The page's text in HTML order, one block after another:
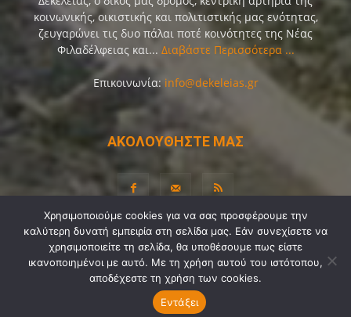
κοινωνικής, οικιστικής και πολιτιστικής μας ενότητας,
ζευγαρώνει τις δυο πάλαι ποτέ κοινότητες της Νέας
Φιλαδέλφειας και... Διαβάστε Περισσότερα ...
Επικοινωνία: info@dekeleias.gr
ΑΚΟΛΟΥΘΗΣΤΕ ΜΑΣ
Διαύγεια Λίγα Λόγια για Εμάς
Επικοινωνία
Όροι Χρήσης
Προσωπικά Δεδομένα
Sitemap
Ψηφοφορίες
© Copyright 2021-2026 by Dekeleias.gr
Χρησιμοποιούμε cookies για να σας προσφέρουμε την
καλύτερη δυνατή εμπειρία στη σελίδα μας. Εάν συνεχίσετε να
χρησιμοποιείτε τη σελίδα, θα υποθέσουμε πως είστε
ικανοποιημένοι με αυτό. Με τη χρήση αυτού του ιστότοπου,
αποδέχεστε τη χρήση των cookies.
Εντάξει